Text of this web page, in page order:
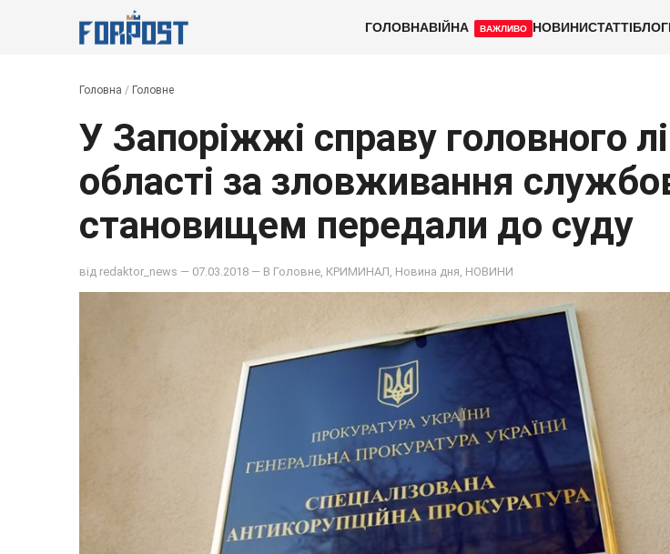
ГОЛОВНАВІЙНА ВАЖЛИВО НОВИНИСТАТТІ
Головна / Головне
У Запоріжжі справу головного
області за зловживання
становищем передали до суду
від redaktor_news — 07.03.2018 — В Головне КРИМИНАЛ Новина дня НОВИНИ